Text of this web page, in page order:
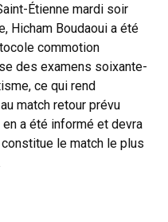
Étienne mardi soir
Hicham Boudaoui a été
commotion
des examens soixante-
ce qui rend
match retour prévu
a été informé et devra
le match le plus